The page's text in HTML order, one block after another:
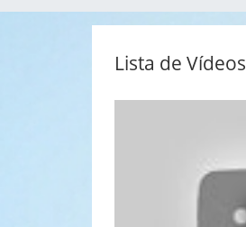
Lista de Vídeos